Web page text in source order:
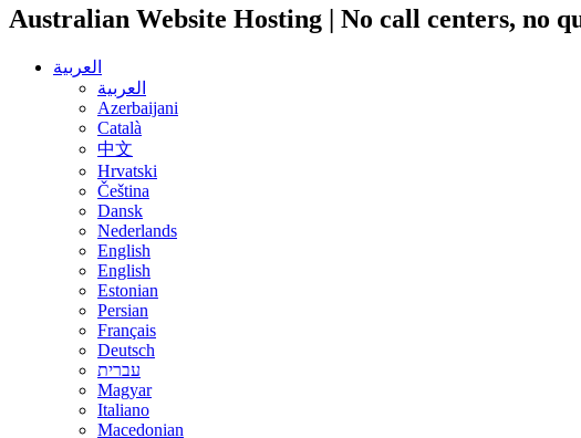
Australian Website Hosting | No call centers, no
العربية
العربية
Azerbaijani
Català
中文
Hrvatski
Čeština
Dansk
Nederlands
English
English
Estonian
Persian
Français
Deutsch
עברית
Magyar
Italiano
Macedonian